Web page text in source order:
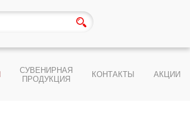
СУВЕНИРНАЯ
ПРОДУКЦИЯ
КОНТАКТЫ АКЦИИ